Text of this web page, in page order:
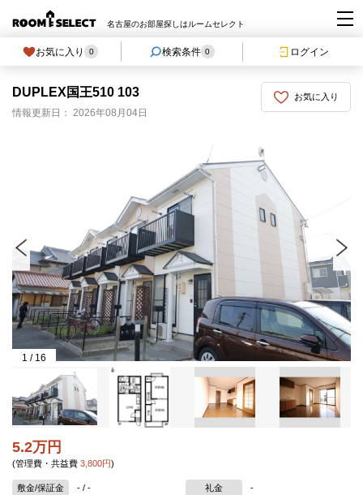
名古屋のお部屋探しはルームセレクト
お気に入り 0 検索条件 0 ログイン
お気に入り
DUPLEX国王510 103
情報更新日： 2026年08月04日
1 / 16
5.2万円
(管理費・共益費 3,800円)
敷金/保証金 - / - 礼金
-